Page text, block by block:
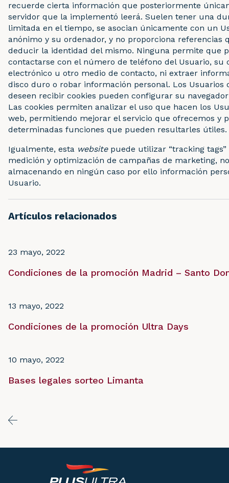
recuerde cierta información que posteriormente
servidor que la implementó leerá. Suelen tener una
limitada en el tiempo, se asocian únicamente con un
anónimo y su ordenador, y no proporciona referencias
deducir la identidad del mismo. Ninguna permite que
contactarse con el número de teléfono del Usuario, su
electrónico u otro medio de contacto, ni extraer
disco duro o robar información personal. Los Usuarios
deseen recibir cookies pueden configurar su
Las cookies permiten analizar el uso que hacen los
web, permitiendo mejorar el servicio que ofrecemos y
determinadas funciones que pueden resultarles útiles.
Igualmente, esta websitepuede utilizar “tracking tags”
medición y optimización de campañas de marketing, no
almacenando en ningún caso por ello información
Usuario.
Artículos relacionados
23 mayo, 2022
Condiciones de la promoción Madrid – Santo
13 mayo, 2022
Condiciones de la promoción Ultra Days
10 mayo, 2022
Bases legales sorteo Limanta